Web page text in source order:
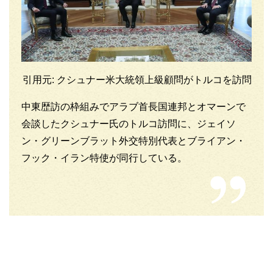
引用元: クシュナー米大統領上級顧問がトルコを訪問
中東歴訪の枠組みでアラブ首長国連邦とオマーンで
会談したクシュナー氏のトルコ訪問に、ジェイソ
ン・グリーンブラット外交特別代表とブライアン・
フック・イラン特使が同行している。